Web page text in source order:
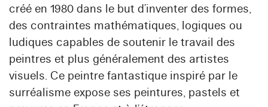
créé en 1980 dans le but d’inventer des formes,
des contraintes mathématiques, logiques ou
ludiques capables de soutenir le travail des
peintres et plus généralement des artistes
visuels. Ce peintre fantastique inspiré par le
surréalisme expose ses peintures, pastels et